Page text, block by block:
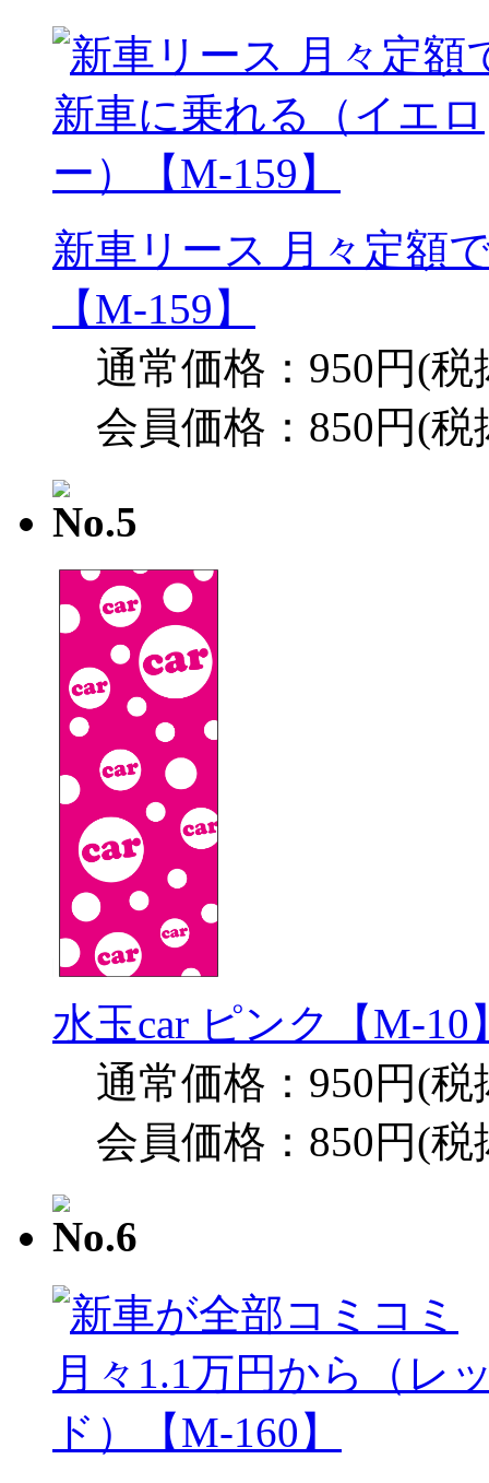
新車リース 月々定額
【M-159】
通常価格：950円(税
会員価格：850円(税
水玉car ピンク【M-
通常価格：950円(税
会員価格：850円(税